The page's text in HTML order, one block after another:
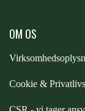
OM OS
Cookie &